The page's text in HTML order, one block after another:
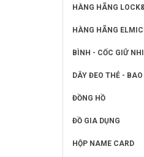
HÀNG HÃNG
HÀNG HÃNG
BÌNH - CỐC GIỮ
DÂY ĐEO THẺ -
ĐỒNG HỒ
ĐỒ GIA DỤNG
HỘP NAME CARD